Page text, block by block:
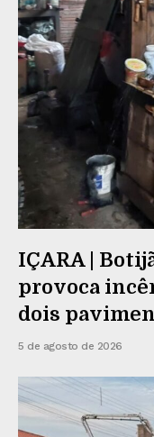
IÇARA |
provoca
dois
5 de agosto de 2026